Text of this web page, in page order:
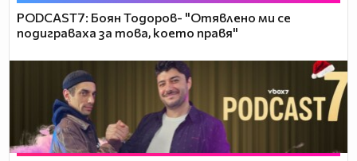
PODCAST7: ‪Боян Тодоров- "Отявлено ми се
подиграваха за това, което правя"